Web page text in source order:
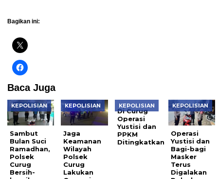
Bagikan ini:
Baca Juga
KEPOLISIAN
Sambut
Bulan Suci
Ramadhan,
Polsek
Curug
Bersih-
KEPOLISIAN
Jaga
Keamanan
Wilayah
Polsek
Curug
Lakukan
KEPOLISIAN
Di Curug
Operasi
Yustisi dan
PPKM
Ditingkatkan
KEPOLISIAN
Operasi
Yustisi dan
Bagi-bagi
Masker
Terus
Digalakan